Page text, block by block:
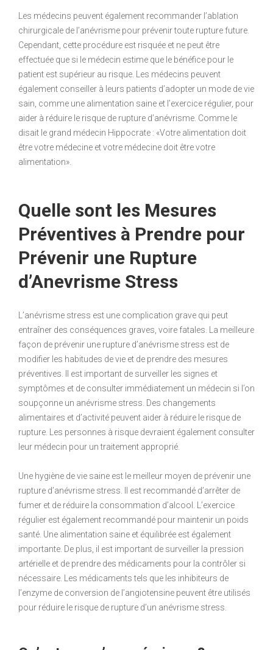
Les médecins peuvent également recommander l’ablation
chirurgicale de l’anévrisme pour prévenir toute rupture future.
Cependant, cette procédure est risquée et ne peut être
effectuée que si le médecin estime que le bénéfice pour le
patient est supérieur au risque. Les médecins peuvent
également conseiller à leurs patients d’adopter un mode de vie
sain, comme une alimentation saine et l’exercice régulier, pour
aider à réduire le risque de rupture d’anévrisme. Comme le
disait le grand médecin Hippocrate : «Votre alimentation doit
être votre médecine et votre médecine doit être votre
alimentation».
Quelle sont les Mesures
Préventives à Prendre pour
Prévenir une Rupture
d’Anevrisme Stress
L’anévrisme stress est une complication grave qui peut
entraîner des conséquences graves, voire fatales. La meilleure
façon de prévenir une rupture d’anévrisme stress est de
modifier les habitudes de vie et de prendre des mesures
préventives. Il est important de surveiller les signes et
symptômes et de consulter immédiatement un médecin si l’on
soupçonne un anévrisme stress. Des changements
alimentaires et d’activité peuvent aider à réduire le risque de
rupture. Les personnes à risque devraient également consulter
leur médecin pour un traitement approprié.
Une hygiène de vie saine est le meilleur moyen de prévenir une
rupture d’anévrisme stress. Il est recommandé d’arrêter de
fumer et de réduire la consommation d’alcool. L’exercice
régulier est également recommandé pour maintenir un poids
santé. Une alimentation saine et équilibrée est également
importante. De plus, il est important de surveiller la pression
artérielle et de prendre des médicaments pour la contrôler si
nécessaire. Les médicaments tels que les inhibiteurs de
l’enzyme de conversion de l’angiotensine peuvent être utilisés
pour réduire le risque de rupture d’un anévrisme stress.